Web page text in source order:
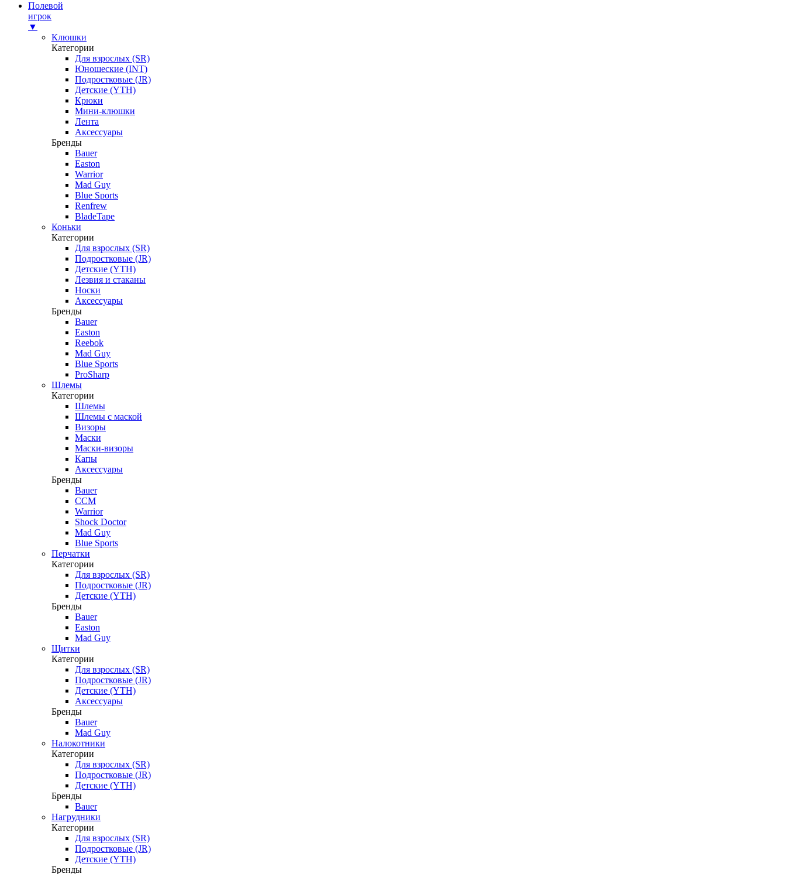
Полевой
игрок
▼
Клюшки
Категории
Для взрослых (SR)
Юношеские (INT)
Подростковые (JR)
Детские (YTH)
Крюки
Мини-клюшки
Лента
Аксессуары
Бренды
Bauer
Easton
Warrior
Mad Guy
Blue Sports
Renfrew
BladeTape
Коньки
Категории
Для взрослых (SR)
Подростковые (JR)
Детские (YTH)
Лезвия и стаканы
Носки
Аксессуары
Бренды
Bauer
Easton
Reebok
Mad Guy
Blue Sports
ProSharp
Шлемы
Категории
Шлемы
Шлемы с маской
Визоры
Маски
Маски-визоры
Капы
Аксессуары
Бренды
Bauer
CCM
Warrior
Shock Doctor
Mad Guy
Blue Sports
Перчатки
Категории
Для взрослых (SR)
Подростковые (JR)
Детские (YTH)
Бренды
Bauer
Easton
Mad Guy
Щитки
Категории
Для взрослых (SR)
Подростковые (JR)
Детские (YTH)
Аксессуары
Бренды
Bauer
Mad Guy
Налокотники
Категории
Для взрослых (SR)
Подростковые (JR)
Детские (YTH)
Бренды
Bauer
Нагрудники
Категории
Для взрослых (SR)
Подростковые (JR)
Детские (YTH)
Бренды